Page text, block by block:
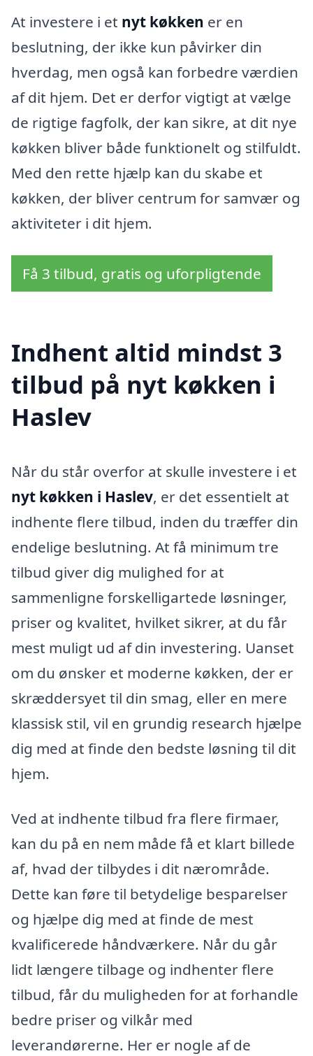
At investere i et nyt køkken er en
beslutning, der ikke kun påvirker din
hverdag, men også kan forbedre værdien
af dit hjem. Det er derfor vigtigt at vælge
de rigtige fagfolk, der kan sikre, at dit nye
køkken bliver både funktionelt og stilfuldt.
Med den rette hjælp kan du skabe et
køkken, der bliver centrum for samvær og
aktiviteter i dit hjem.
Få 3 tilbud, gratis og uforpligtende
Indhent altid mindst 3
tilbud på nyt køkken i
Haslev
Når du står overfor at skulle investere i et
nyt køkken i Haslev, er det essentielt at
indhente flere tilbud, inden du træffer din
endelige beslutning. At få minimum tre
tilbud giver dig mulighed for at
sammenligne forskelligartede løsninger,
priser og kvalitet, hvilket sikrer, at du får
mest muligt ud af din investering. Uanset
om du ønsker et moderne køkken, der er
skræddersyet til din smag, eller en mere
klassisk stil, vil en grundig research hjælpe
dig med at finde den bedste løsning til dit
hjem.
Ved at indhente tilbud fra flere firmaer,
kan du på en nem måde få et klart billede
af, hvad der tilbydes i dit nærområde.
Dette kan føre til betydelige besparelser
og hjælpe dig med at finde de mest
kvalificerede håndværkere. Når du går
lidt længere tilbage og indhenter flere
tilbud, får du muligheden for at forhandle
bedre priser og vilkår med
leverandørerne. Her er nogle af de